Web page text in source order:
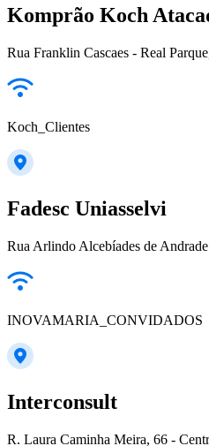
Komprão Koch
Rua Franklin Cascaes - Real
Koch_Clientes
Fadesc Uniasselvi
Rua Arlindo Alcebíades de Andrade
INOVAMARIA_CONVIDADOS
Interconsult
R. Laura Caminha Meira, 66 -